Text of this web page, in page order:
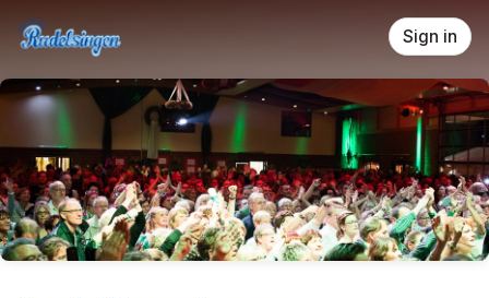
Skip header
Sign in